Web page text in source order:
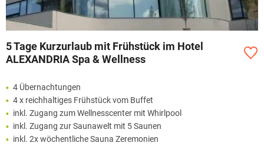
5 Tage Kurzurlaub mit Frühstück im Hotel
ALEXANDRIA Spa & Wellness
4 Übernachtungen
4 x reichhaltiges Frühstück vom Buffet
inkl. Zugang zum Wellnesscenter mit Whirlpool
inkl. Zugang zur Saunawelt mit 5 Saunen
inkl. 2x wöchentliche Sauna Zeremonien